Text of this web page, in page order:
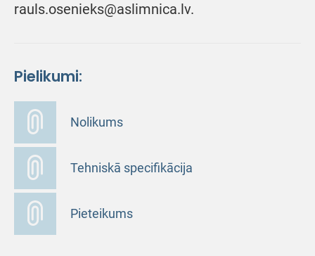
rauls.osenieks@aslimnica.lv.
Pielikumi:
Nolikums
Tehniskā specifikācija
Pieteikums